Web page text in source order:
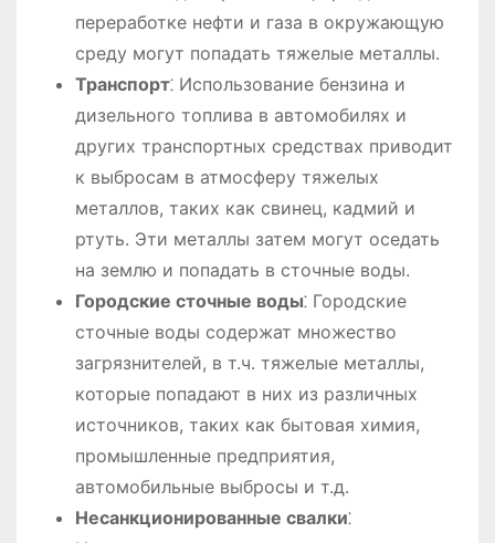
переработке нефти и газа в окружающую
среду могут попадать тяжелые металлы.
Транспорт⁚ Использование бензина и
дизельного топлива в автомобилях и
других транспортных средствах приводит
к выбросам в атмосферу тяжелых
металлов, таких как свинец, кадмий и
ртуть. Эти металлы затем могут оседать
на землю и попадать в сточные воды.
Городские сточные воды⁚ Городские
сточные воды содержат множество
загрязнителей, в т.ч. тяжелые металлы,
которые попадают в них из различных
источников, таких как бытовая химия,
промышленные предприятия,
автомобильные выбросы и т.д.
Несанкционированные свалки⁚